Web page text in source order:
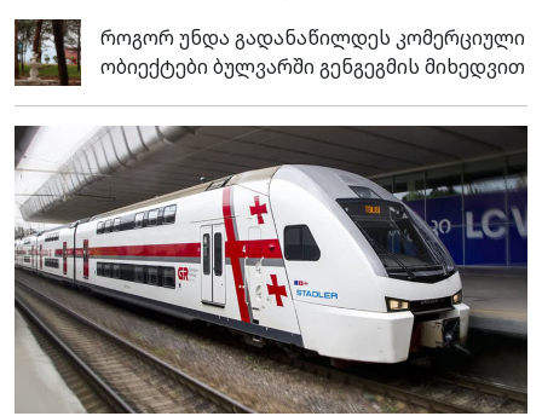
როგორ უნდა გადანაწილდეს კომერციული
ობიექტები ბულვარში გენგეგმის მიხედვით